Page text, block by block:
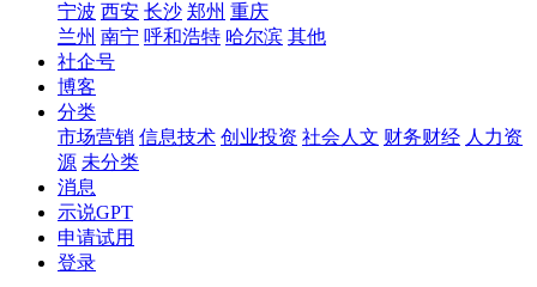
宁波 西安 长沙 郑州 重庆
兰州 南宁 呼和浩特 哈尔滨 其他
社企号
博客
分类
市场营销 信息技术 创业投资 社会人文 财务财经 人力资
源 未分类
消息
示说GPT
申请试用
登录